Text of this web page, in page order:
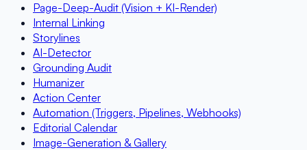
Page-Deep-Audit (Vision + KI-Render)
Internal Linking
Storylines
AI-Detector
Grounding Audit
Humanizer
Action Center
Automation (Triggers, Pipelines, Webhooks)
Editorial Calendar
Image-Generation & Gallery